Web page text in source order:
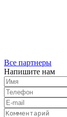
Все партнеры
Напишите нам